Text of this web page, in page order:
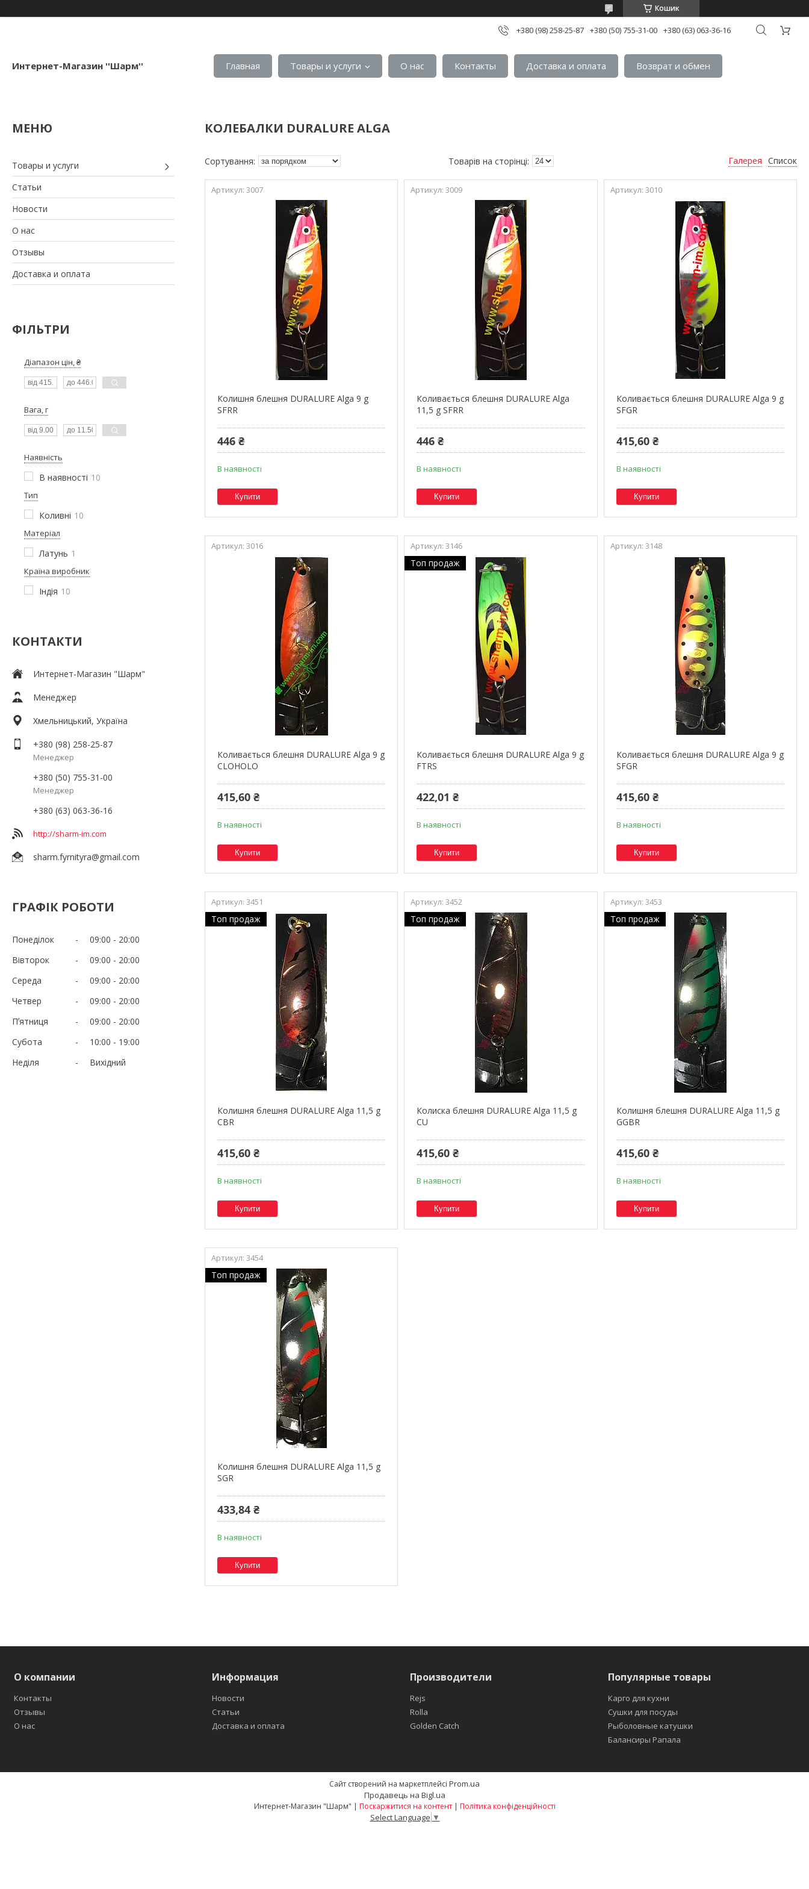
Кошик
+380 (98) 258-25-87 +380 (50) 755-31-00 +380 (63) 063-36-16
Интернет-Магазин ''Шарм'' Главная Товары и услуги О нас Контакты Доставка и оплата Возврат и обмен
Товары и услуги
Статьи
Новости
О нас
Отзывы
Доставка и оплата
ФІЛЬТРИ
Діапазон цін, ₴
Вага, г
Наявність
В наявності 10
Тип
Коливні 10
Матеріал
Латунь 1
Країна виробник
Індія 10
КОНТАКТИ
Интернет-Магазин "Шарм"
Менеджер
Хмельницький, Україна
+380 (98) 258-25-87
Менеджер
+380 (50) 755-31-00
Менеджер
+380 (63) 063-36-16
http://sharm-im.com
sharm.fyrnityra@gmail.com
ГРАФІК РОБОТИ
Понеділок 09:00
20:00
Вівторок
09:00
20:00
Середа
09:00
20:00
Четвер
09:00
20:00
Пʼятниця
09:00
20:00
Субота
10:00
19:00
Неділя
Вихідний
КОЛЕБАЛКИ DURALURE ALGA
Галерея Список
3007
Колишня блешня DURALURE Alga 9 g
SFRR
446 ₴
В наявності
Купити
3009
Коливається блешня DURALURE Alga
11,5 g SFRR
446 ₴
В наявності
Купити
3010
Коливається блешня DURALURE Alga 9 g
SFGR
415,60 ₴
В наявності
Купити
3016
Коливається блешня DURALURE Alga 9 g
CLOHOLO
415,60 ₴
В наявності
Купити
3146
Топ продаж
Коливається блешня DURALURE Alga 9 g
FTRS
422,01 ₴
В наявності
Купити
3148
Коливається блешня DURALURE Alga 9 g
SFGR
415,60 ₴
В наявності
Купити
3451
Топ продаж
Колишня блешня DURALURE Alga 11,5 g
CBR
415,60 ₴
В наявності
Купити
3452
Топ продаж
Колиска блешня DURALURE Alga 11,5 g
CU
415,60 ₴
В наявності
Купити
3453
Топ продаж
Колишня блешня DURALURE Alga 11,5 g
GGBR
415,60 ₴
В наявності
Купити
3454
Топ продаж
Колишня блешня DURALURE Alga 11,5 g
SGR
433,84 ₴
В наявності
Купити
О компании
Контакты
Отзывы
О нас
Информация
Новости
Статьи
Доставка и оплата
Производители
Rejs
Rolla
Golden Catch
Популярные товары
Карго для кухни
Сушки для посуды
Рыболовные катушки
Балансиры Рапала
Сайт створений на маркетплейсі Prom.ua
Продавець на Bigl.ua
Интернет-Магазин "Шарм" | Поскаржитися на контент | Політика конфіденційності
Select Language ▼